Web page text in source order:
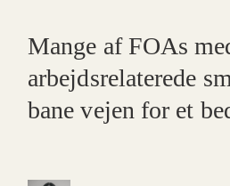
Mange af FOAs
arbejdsrelaterede
bane vejen for et